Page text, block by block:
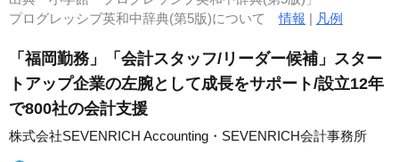
プログレッシブ英和中辞典(第5版)について情報 | 凡例
「福岡勤務」「会計スタッフ/リーダー候補」スター
トアップ企業の左腕として成長をサポート/設立12年
で800社の会計支援
株式会社SEVENRICH Accounting・SEVENRICH会計事務所